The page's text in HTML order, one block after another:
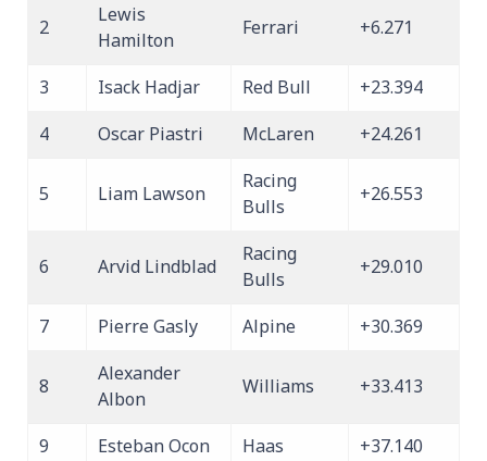
2
Lewis
Hamilton
Ferrari +6.271
3 Isack Hadjar Red Bull
+23.394
4
Oscar Piastri McLaren +24.261
5 Liam Lawson
Racing
Bulls
+26.553
6 Arvid Lindblad
Racing
Bulls
+29.010
7 Pierre Gasly Alpine +30.369
8
Alexander
Albon
Williams +33.413
9 Esteban Ocon Haas +37.140